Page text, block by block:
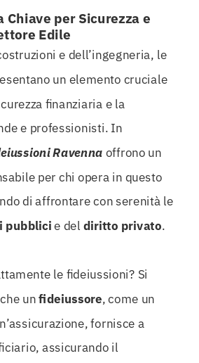
Chiave per Sicurezza e
Edile
e dell’ingegneria, le
un elemento cruciale
finanziaria e la
e professionisti. In
Ravenna offrono un
per chi opera in questo
di affrontare con serenità le
pubblicie del diritto privato.
le fideiussioni? Si
unfideiussore, come un
fornisce a
assicurando il